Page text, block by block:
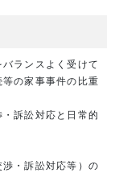
ランスよく受けて
の家事事件の比重
訴訟対応と日常的
・訴訟対応等）の